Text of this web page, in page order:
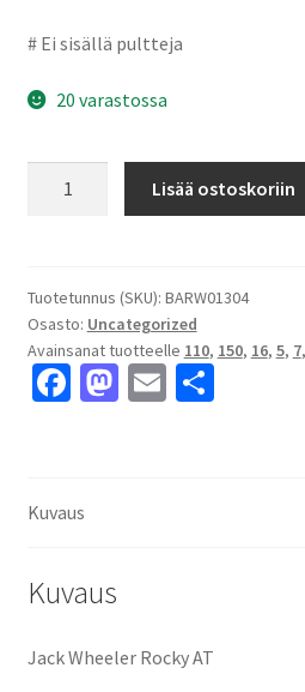
# Ei sisällä pultteja
20 varastossa
7x16"
5x150
ET0
keskireikä:110
Lisää ostoskoriin
Tuotetunnus (SKU): BARW01304
Osasto: Uncategorized
Avainsanat tuotteelle 110, 150, 16, 5, 7,
Fa
o
o
M E S
Kuvaus
Kuvaus
Jack Wheeler Rocky AT